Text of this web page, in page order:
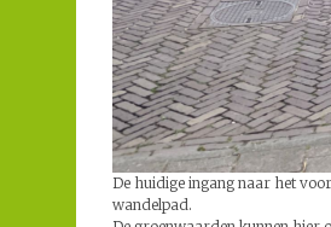
De huidige ingang naar het
wandelpad.